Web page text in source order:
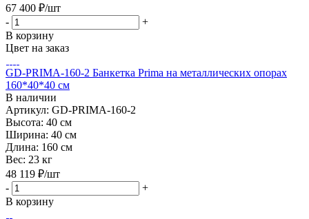
67 400 ₽/шт
-
+
В корзину
Цвет на заказ
GD-PRIMA-160-2 Банкетка Prima на металлических опорах
160*40*40 см
В наличии
Артикул: GD-PRIMA-160-2
Высота: 40 см
Ширина: 40 см
Длина: 160 см
Вес: 23 кг
48 119 ₽/шт
-
+
В корзину